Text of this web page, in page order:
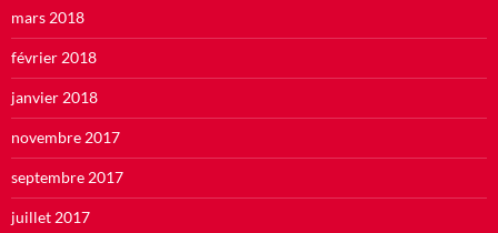
mars 2018
février 2018
janvier 2018
novembre 2017
septembre 2017
juillet 2017